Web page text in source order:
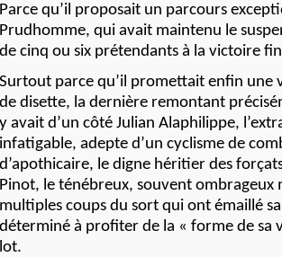
Parce qu’il proposait un parcours
Prudhomme, qui avait maintenu le
de cinq ou six prétendants à la victoire
Surtout parce qu’il promettait enfin une
de disette, la dernière remontant
y avait d’un côté Julian Alaphilippe,
infatigable, adepte d’un cyclisme de
d’apothicaire, le digne héritier des
Pinot, le ténébreux, souvent ombrageux
multiples coups du sort qui ont émaillé
déterminé à profiter de la « forme de sa
lot.